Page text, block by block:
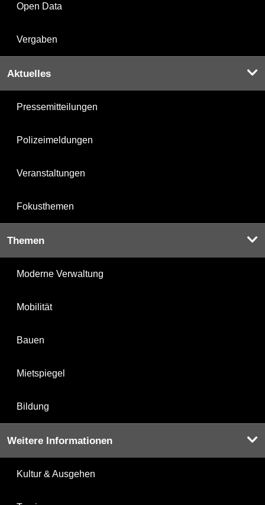
Open Data
Vergaben
Aktuelles
Pressemitteilungen
Polizeimeldungen
Veranstaltungen
Fokusthemen
Themen
Moderne Verwaltung
Mobilität
Bauen
Mietspiegel
Bildung
Weitere Informationen
Kultur & Ausgehen